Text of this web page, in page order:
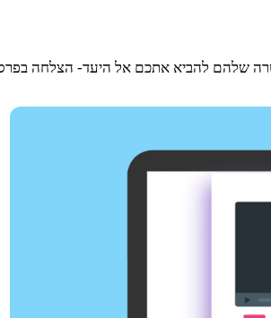
שלהם להביא אתכם אל היעד- הצלחה